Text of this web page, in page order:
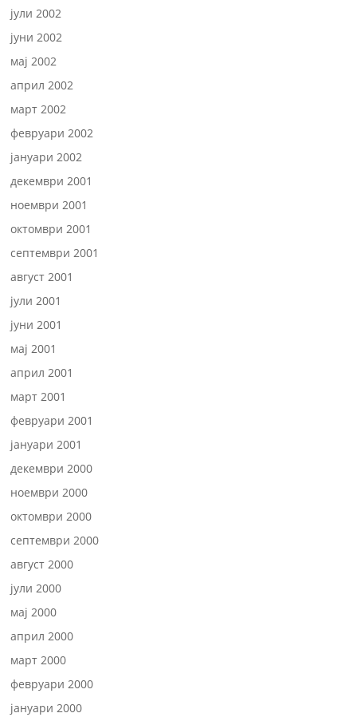
јули 2002
јуни 2002
мај 2002
април 2002
март 2002
февруари 2002
јануари 2002
декември 2001
ноември 2001
октомври 2001
септември 2001
август 2001
јули 2001
јуни 2001
мај 2001
април 2001
март 2001
февруари 2001
јануари 2001
декември 2000
ноември 2000
октомври 2000
септември 2000
август 2000
јули 2000
мај 2000
април 2000
март 2000
февруари 2000
јануари 2000